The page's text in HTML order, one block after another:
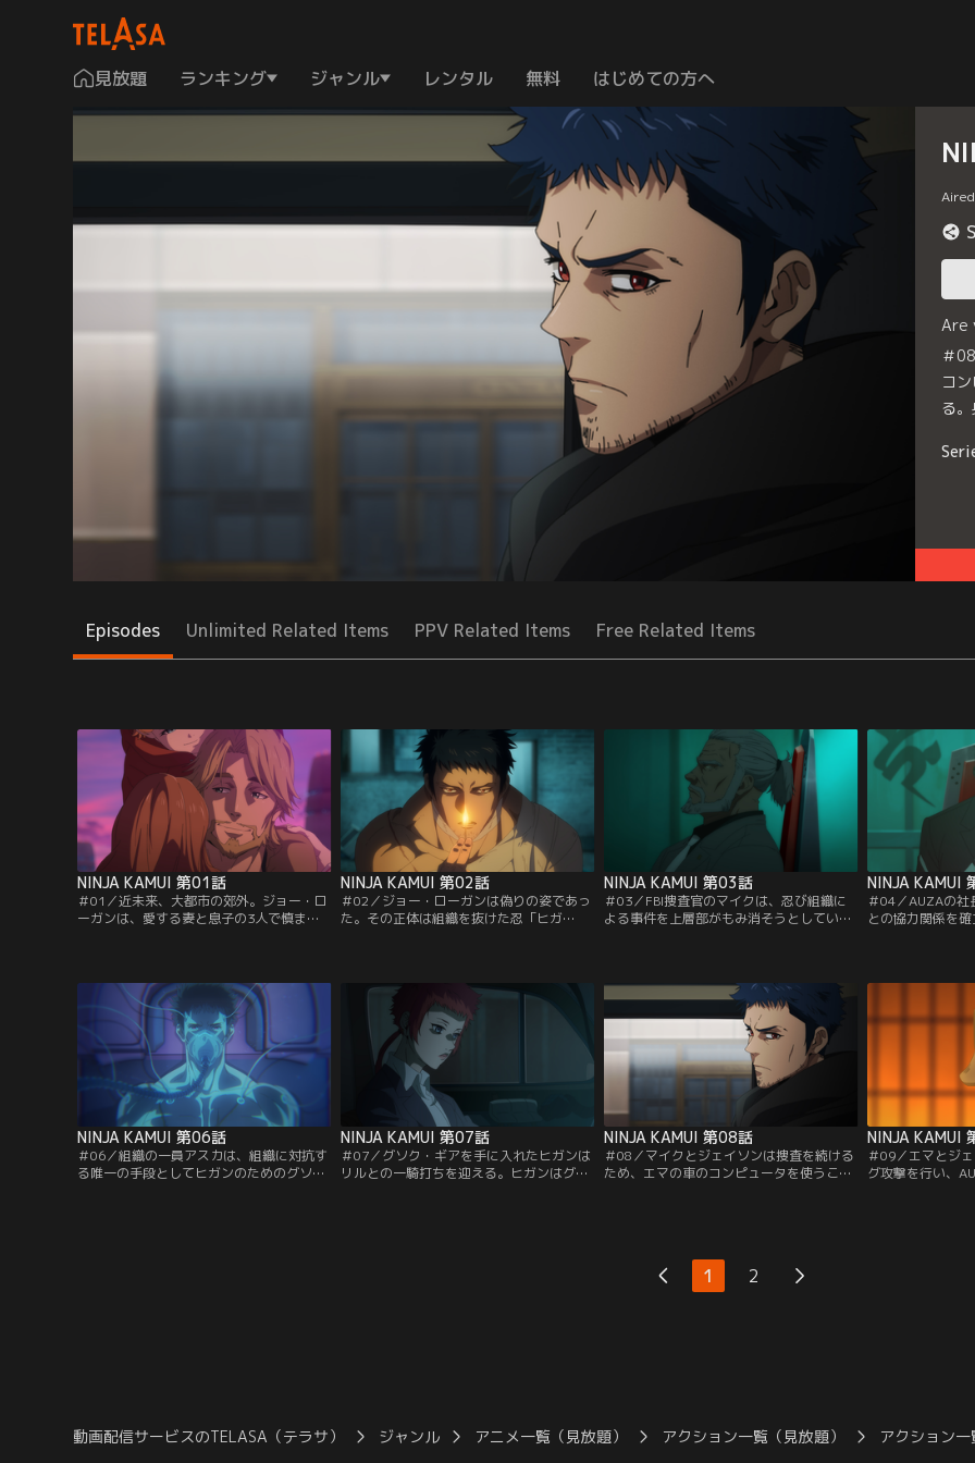
見放題 ランキング ジャンル レンタル 無料 はじめての方へ
Are
＃
コ
る
Episodes Unlimited Related Items PPV Related Items Free Related Items
NINJA KAMUI 第01話
＃01／近未来、大都市の郊外。ジョー・ロ
ーガンは、愛する妻と息子の3人で慎まし
身もまた侵入者の武器に貫かれ、気を失っ
てしまう。奇跡的に一命をとりとめ病室で
目覚めた彼。しかしその夜、病院に再び忍
者たちが現れ--。
NINJA KAMUI 第02話
＃02／ジョー・ローガンは偽りの姿であっ
た。その正体は組織を抜けた忍「ヒガ
NINJA KAMUI 第03話
＃03／FBI捜査官のマイクは、忍び組織に
よる事件を上層部がもみ消そうとしている
NINJA KAMUI
＃04／AUZAの
との協力関係を
NINJA KAMUI 第06話
＃06／組織の一員アスカは、組織に対抗す
る唯一の手段としてヒガンのためのグソ
NINJA KAMUI 第07話
＃07／グソク・ギアを手に入れたヒガンは
リルとの一騎打ちを迎える。ヒガンはグソ
NINJA KAMUI 第08話
＃08／マイクとジェイソンは捜査を続ける
ため、エマの車のコンピュータを使うこと
NINJA KAMUI
＃09／エマとジ
グ攻撃を行い、
1 2
動画配信サービスのTELASA（テラサ） ジャンル アニメ一覧（見放題） アクション一覧（見放題） アクション